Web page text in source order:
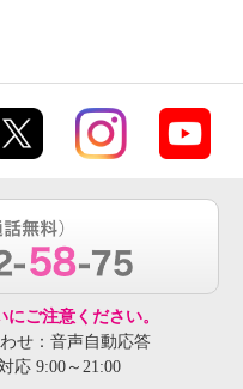
ご注意ください。
せ：音声自動応答
応 9:00～21:00